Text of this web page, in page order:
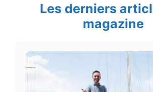
Les derniers
magazine